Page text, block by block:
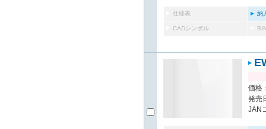
仕様表 納
CADシンボル
価格
発売
JAN